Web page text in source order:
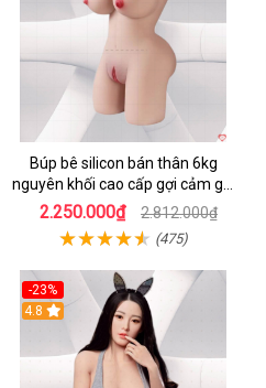
Búp bê silicon bán thân 6kg
nguyên khối cao cấp gợi cảm giá
tốt
2.250.000₫ 2.812.000₫
(475)
-23%
4.8